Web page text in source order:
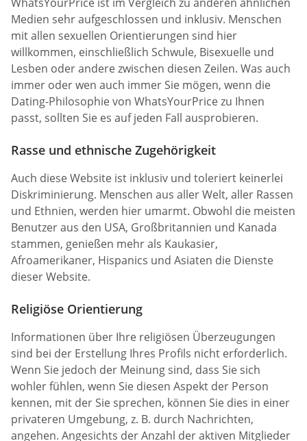
Medien sehr aufgeschlossen und inklusiv. Menschen
mit allen sexuellen Orientierungen sind hier
willkommen, einschließlich Schwule, Bisexuelle und
Lesben oder andere zwischen diesen Zeilen. Was auch
immer oder wen auch immer Sie mögen, wenn die
Dating-Philosophie von WhatsYourPrice zu Ihnen
passt, sollten Sie es auf jeden Fall ausprobieren.
Rasse und ethnische Zugehörigkeit
Auch diese Website ist inklusiv und toleriert keinerlei
Diskriminierung. Menschen aus aller Welt, aller Rassen
und Ethnien, werden hier umarmt. Obwohl die meisten
Benutzer aus den USA, Großbritannien und Kanada
stammen, genießen mehr als Kaukasier,
Afroamerikaner, Hispanics und Asiaten die Dienste
dieser Website.
Religiöse Orientierung
Informationen über Ihre religiösen Überzeugungen
sind bei der Erstellung Ihres Profils nicht erforderlich.
Wenn Sie jedoch der Meinung sind, dass Sie sich
wohler fühlen, wenn Sie diesen Aspekt der Person
kennen, mit der Sie sprechen, können Sie dies in einer
privateren Umgebung, z. B. durch Nachrichten,
angehen. Angesichts der Anzahl der aktiven Mitglieder